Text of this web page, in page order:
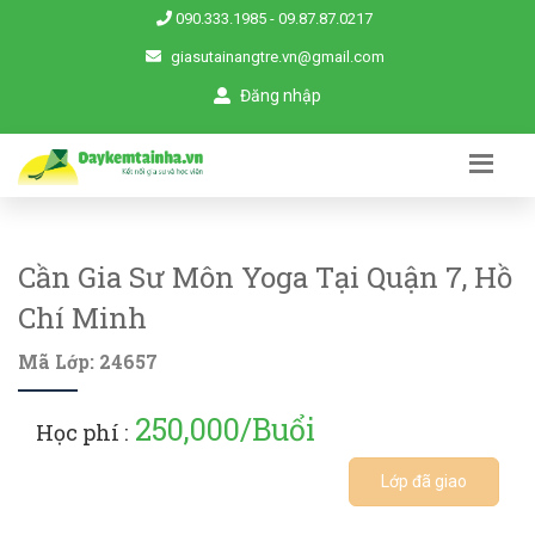
090.333.1985 - 09.87.87.0217
giasutainangtre.vn@gmail.com
Đăng nhập
Cần Gia Sư Môn Yoga Tại Quận 7, Hồ
Chí Minh
Mã Lớp: 24657
Học phí : 250,000/Buổi
Lớp đã giao